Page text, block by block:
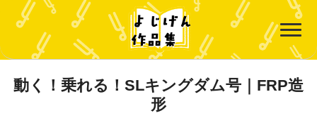
動く！乗れる！SLキングダム号｜FRP造
形